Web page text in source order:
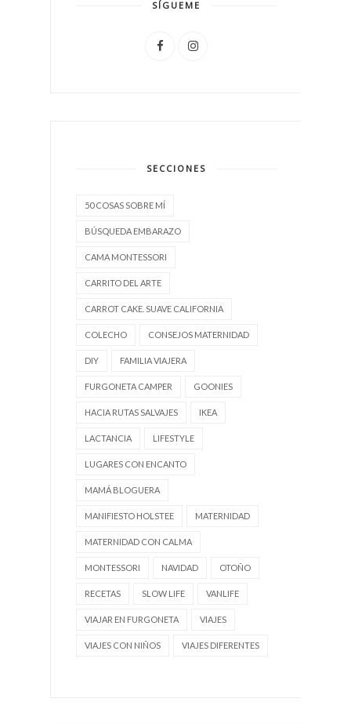
SÍGUEME
SECCIONES
50 COSAS SOBRE MÍ
BÚSQUEDA EMBARAZO
CAMA MONTESSORI
CARRITO DEL ARTE
CARROT CAKE. SUAVE CALIFORNIA
COLECHO CONSEJOS MATERNIDAD
DIY FAMILIA VIAJERA
FURGONETA CAMPER GOONIES
HACIA RUTAS SALVAJES IKEA
LACTANCIA LIFESTYLE
LUGARES CON ENCANTO
MAMÁ BLOGUERA
MANIFIESTO HOLSTEE MATERNIDAD
MATERNIDAD CON CALMA
MONTESSORI NAVIDAD OTOÑO
RECETAS SLOW LIFE VANLIFE
VIAJAR EN FURGONETA VIAJES
VIAJES CON NIÑOS VIAJES DIFERENTES